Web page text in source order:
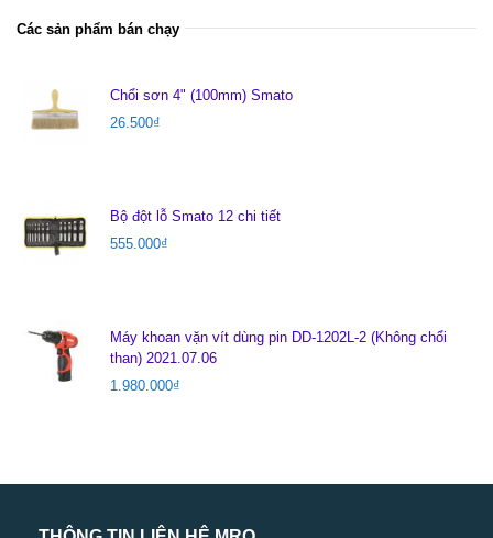
Các sản phẩm bán chạy
Chổi sơn 4" (100mm) Smato
26.500₫
Bộ đột lỗ Smato 12 chi tiết
555.000₫
Máy khoan vặn vít dùng pin DD-1202L-2 (Không chổi
than) 2021.07.06
1.980.000₫